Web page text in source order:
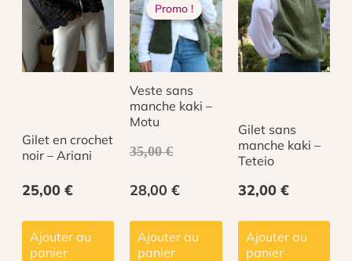
Ponui
Gilet en crochet
noir – Ariani
25,00 €
Ajouter au
panier
Promo !
Promo !
Veste sans
manche kaki –
Motu
35,00€
PRIX
INITIAL
35,00 €.
28,00€
PRIX
ACTUEL
Ajouter au
panier
Gilet sans
manche kaki –
Teteio
32,00 €
Ajouter au
panier